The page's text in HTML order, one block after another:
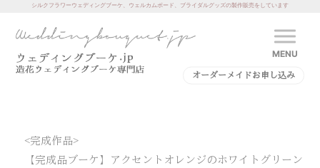
シルクフラワーウェディングブーケ、ウェルカムボード、ブライダルグッズの製作販売をしています
MENU
オーダーメイドお申し込み
<完成作品>
【完成品ブーケ】アクセントオレンジのホワイトグリーン